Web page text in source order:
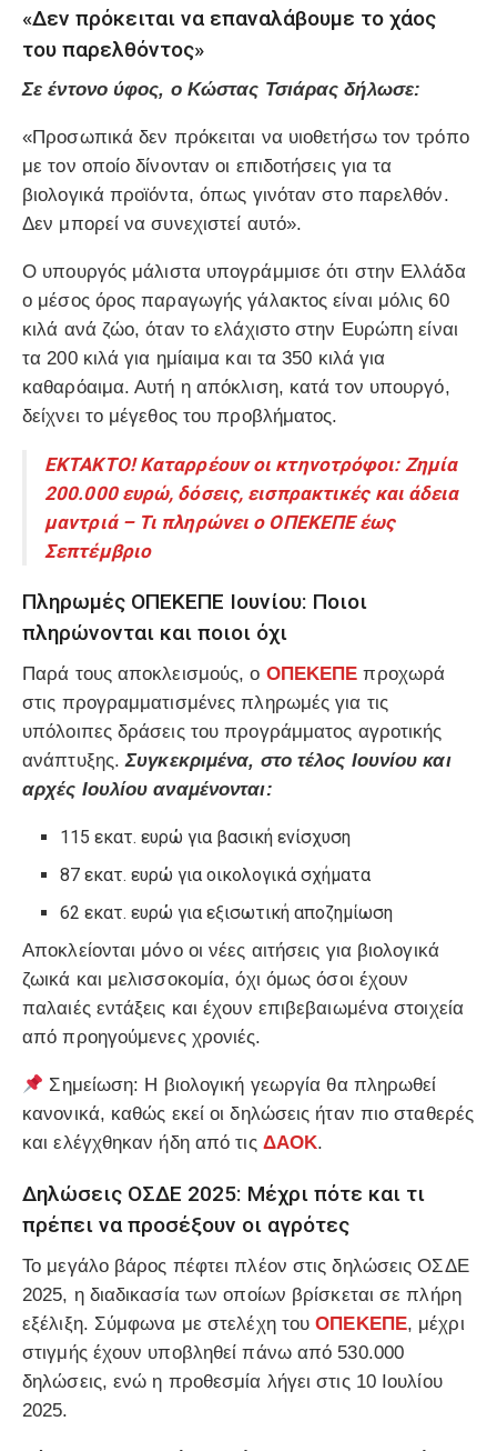
«Δεν πρόκειται να επαναλάβουμε το χάος
του παρελθόντος»
Σε έντονο ύφος, ο Κώστας Τσιάρας δήλωσε:
«Προσωπικά δεν πρόκειται να υιοθετήσω τον τρόπο
με τον οποίο δίνονταν οι επιδοτήσεις για τα
βιολογικά προϊόντα, όπως γινόταν στο παρελθόν.
Δεν μπορεί να συνεχιστεί αυτό».
Ο υπουργός μάλιστα υπογράμμισε ότι στην Ελλάδα
ο μέσος όρος παραγωγής γάλακτος είναι μόλις 60
κιλά ανά ζώο, όταν το ελάχιστο στην Ευρώπη είναι
τα 200 κιλά για ημίαιμα και τα 350 κιλά για
καθαρόαιμα. Αυτή η απόκλιση, κατά τον υπουργό,
δείχνει το μέγεθος του προβλήματος.
ΕΚΤΑΚΤΟ! Καταρρέουν οι κτηνοτρόφοι: Ζημία
200.000 ευρώ, δόσεις, εισπρακτικές και άδεια
μαντριά – Τι πληρώνει ο ΟΠΕΚΕΠΕ έως
Σεπτέμβριο
Πληρωμές ΟΠΕΚΕΠΕ Ιουνίου: Ποιοι
πληρώνονται και ποιοι όχι
Παρά τους αποκλεισμούς, ο ΟΠΕΚΕΠΕ προχωρά
στις προγραμματισμένες πληρωμές για τις
υπόλοιπες δράσεις του προγράμματος αγροτικής
ανάπτυξης.Συγκεκριμένα, στο τέλος Ιουνίου και
αρχές Ιουλίου αναμένονται:
115 εκατ. ευρώ για βασική ενίσχυση
87 εκατ. ευρώ για οικολογικά σχήματα
62 εκατ. ευρώ για εξισωτική αποζημίωση
Αποκλείονται μόνο οι νέες αιτήσεις για βιολογικά
ζωικά και μελισσοκομία, όχι όμως όσοι έχουν
παλαιές εντάξεις και έχουν επιβεβαιωμένα στοιχεία
από προηγούμενες χρονιές.
Σημείωση: Η βιολογική γεωργία θα πληρωθεί
κανονικά, καθώς εκεί οι δηλώσεις ήταν πιο σταθερές
και ελέγχθηκαν ήδη από τις ΔΑΟΚ.
Δηλώσεις ΟΣΔΕ 2025: Μέχρι πότε και τι
πρέπει να προσέξουν οι αγρότες
Το μεγάλο βάρος πέφτει πλέον στις δηλώσεις ΟΣΔΕ
2025, η διαδικασία των οποίων βρίσκεται σε πλήρη
εξέλιξη. Σύμφωνα με στελέχη τουΟΠΕΚΕΠΕ, μέχρι
στιγμής έχουν υποβληθεί πάνω από 530.000
δηλώσεις, ενώ η προθεσμία λήγει στις 10 Ιουλίου
2025.